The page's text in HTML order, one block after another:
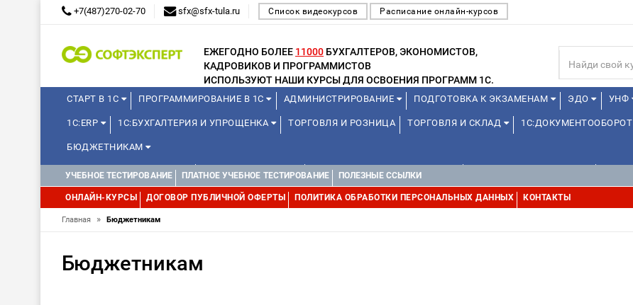
+7(487)270-02-70 sfx@sfx-tula.ru Список видеокурсов Расписание онлайн-курсов
ЕЖЕГОДНО БОЛЕЕ 11000 БУХГАЛТЕРОВ, ЭКОНОМИСТОВ,
КАДРОВИКОВ И ПРОГРАММИСТОВ
ИСПОЛЬЗУЮТ НАШИ КУРСЫ ДЛЯ ОСВОЕНИЯ ПРОГРАММ 1С.
СТАРТ В 1С ПРОГРАММИРОВАНИЕ В 1С АДМИНИСТРИРОВАНИЕ ПОДГОТОВКА К ЭКЗАМЕНАМ ЭДО УНФ
1С:ERP 1С:БУХГАЛТЕРИЯ И УПРОЩЕНКА ТОРГОВЛЯ И РОЗНИЦА ТОРГОВЛЯ И СКЛАД 1С:ДОКУМЕНТООБОРОТ
БЮДЖЕТНИКАМ
КУРСЫ ДЛЯ ШКОЛЬНИКОВ ДЛЯ ШКОЛЬНИКОВ 1С:УПРАВЛЕНИЕ ХОЛДИНГОМ
WEB, JAVA И ANDROID
УЧЕБНОЕ ТЕСТИРОВАНИЕ ПЛАТНОЕ УЧЕБНОЕ ТЕСТИРОВАНИЕ ПОЛЕЗНЫЕ ССЫЛКИ
ОНЛАЙН-КУРСЫ ДОГОВОР ПУБЛИЧНОЙ ОФЕРТЫ ПОЛИТИКА ОБРАБОТКИ ПЕРСОНАЛЬНЫХ ДАННЫХ КОНТАКТЫ
Главная » Бюджетникам
Бюджетникам